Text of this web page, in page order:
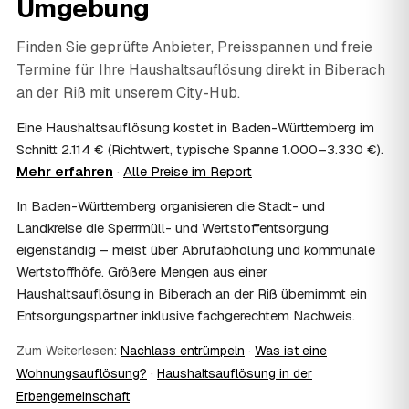
persönliche Gegenstände werden respektvoll behandelt.
Gerade nach einem Trauerfall in Biberach an der Riß bleibt
alles vertraulich.
07 Ist die Haushaltsauflösung im Nachlass
steuerlich absetzbar?
Haushaltsauflösung als Nachlassverbindlichkeit die
Erbschaftsteuer mindern, bei vermieteten Objekten teils
als Werbungskosten. Sie erhalten eine ordentliche
Rechnung als Beleg. Verbindlich klärt das Ihr
Steuerberater – wir liefern die nötigen Unterlagen.
08
Muss ich als Erbe in Biberach an der Riß vor Ort
anwesend sein?
Nein, Sie müssen nicht durchgängig anwesend sein. Viele
Erben übergeben in Biberach an der Riß nur die Schlüssel
und lassen sich per Fotos auf dem Laufenden halten.
Eine kurze Übergabe zu Beginn und zur besenreinen
09 Bekomme ich einen Entsorgungsnachweis?
Ja. Sie erhalten auf Wunsch einen Entsorgungs- bzw.
Verwertungsnachweis über die fachgerechte Entsorgung.
Umgebung
Finden Sie geprüfte Anbieter, Preisspannen und freie
Termine für Ihre Haushaltsauflösung direkt in Biberach
an der Riß mit unserem City-Hub.
Eine Haushaltsauflösung kostet in Baden-Württemberg im
Schnitt 2.114 € (Richtwert, typische Spanne 1.000–3.330 €).
Mehr erfahren · Alle Preise im Report
In Baden-Württemberg organisieren die Stadt- und
Landkreise die Sperrmüll- und Wertstoffentsorgung
eigenständig – meist über Abrufabholung und kommunale
Wertstoffhöfe. Größere Mengen aus einer
Haushaltsauflösung in Biberach an der Riß übernimmt ein
Entsorgungspartner inklusive fachgerechtem Nachweis.
Zum Weiterlesen: Nachlass entrümpeln · Was ist eine
Wohnungsauflösung? · Haushaltsauflösung in der
Erbengemeinschaft